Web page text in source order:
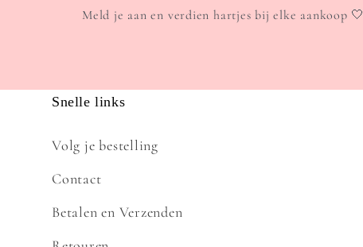
Meld je aan en verdien hartjes bij elke aankoop 🤍
Snelle links
Volg je bestelling
Contact
Betalen en Verzenden